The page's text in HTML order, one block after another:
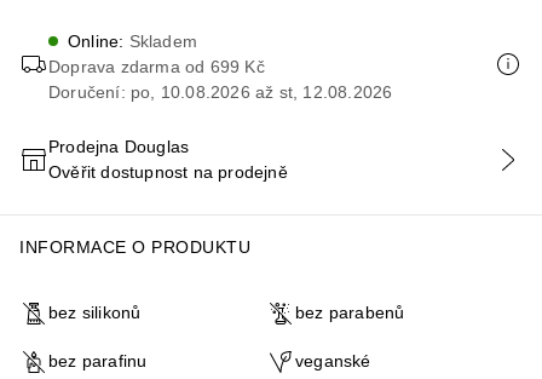
Online: Skladem
Doprava zdarma od 699 Kč
Doručení: po, 10.08.2026 až st, 12.08.2026
PŘIDAT DO KOŠÍKU
Prodejna Douglas
Ověřit dostupnost na prodejně
INFORMACE O PRODUKTU
bez silikonů bez parabenů
bez parafinu veganské